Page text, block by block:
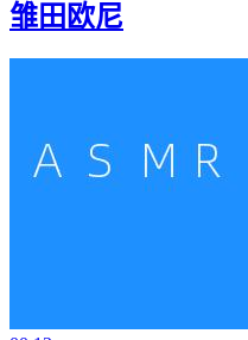
雏田欧尼